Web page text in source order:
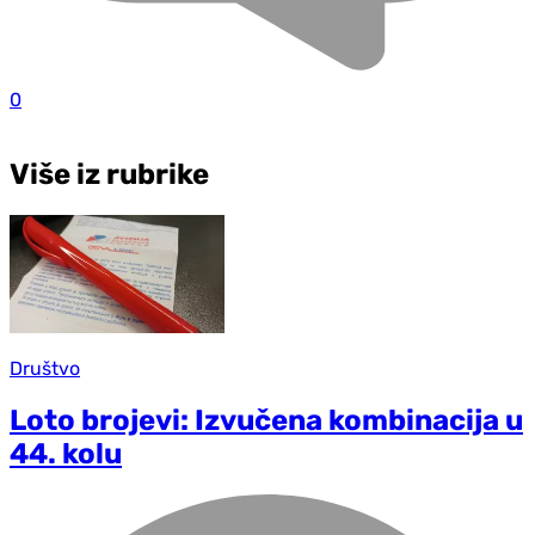
0
Više iz rubrike
Društvo
Loto brojevi: Izvučena kombinacija u
44. kolu